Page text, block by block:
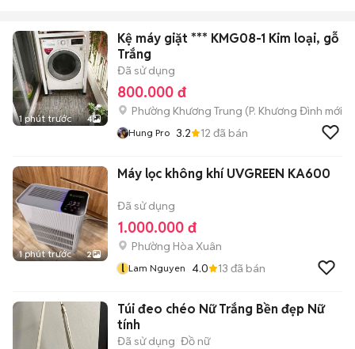
1 phút trước 4
Kệ máy giặt *** KMG08-1 Kim loại, gỗ
Trắng
Đã sử dụng
800.000 đ
Phường Khương Trung (P. Khương Đình mới)
Hung Pro 3.2 12 đã bán
1 phút trước 2
Máy lọc không khí UVGREEN KA600
Đã sử dụng
1.000.000 đ
Phường Hòa Xuân
l Lam Nguyen 4.0 13 đã bán
Túi đeo chéo Nữ Trắng Bền đẹp Nữ
tính
Đã sử dụng Đồ nữ